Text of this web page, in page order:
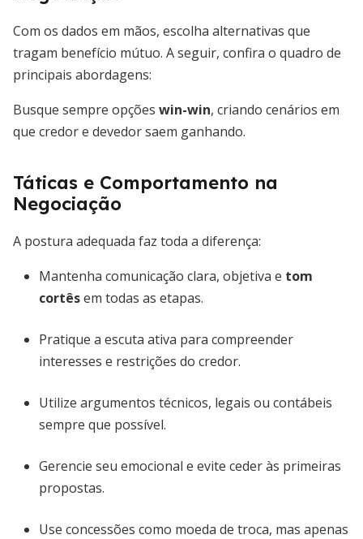
Com os dados em mãos, escolha alternativas que
tragam benefício mútuo. A seguir, confira o quadro de
principais abordagens:
Busque sempre opções win-win, criando cenários em
que credor e devedor saem ganhando.
Táticas e Comportamento na
Negociação
A postura adequada faz toda a diferença:
Mantenha comunicação clara, objetiva e tom
cortêsem todas as etapas.
Pratique a escuta ativa para compreender
interesses e restrições do credor.
Utilize argumentos técnicos, legais ou contábeis
sempre que possível.
Gerencie seu emocional e evite ceder às primeiras
propostas.
Use concessões como moeda de troca, mas apenas